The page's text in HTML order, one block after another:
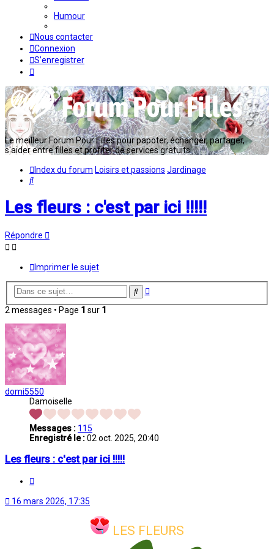
Humour
Nous contacter
Connexion
S’enregistrer
Le meilleur Forum Pour Filles pour papoter, échanger, partager,
s'aider entre filles et profiter de services gratuits...
Index du forum Loisirs et passions Jardinage
Rechercher
Les fleurs : c'est par ici !!!!!
Répondre
Imprimer le sujet
Rechercher
Recherche
2 messages • Page 1 sur 1
domi5550
Damoiselle
Messages : 115
Enregistré le :02 oct. 2025, 20:40
Les fleurs : c'est par ici !!!!!
16 mars 2026, 17:35
LES FLEURS